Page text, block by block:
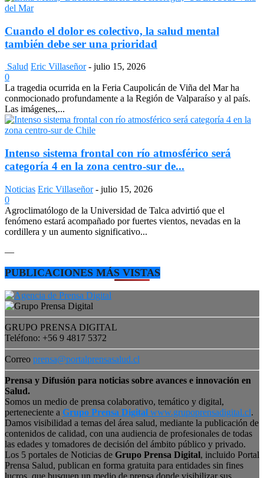
Cuando el dolor es colectivo, la salud mental
también debe ser una prioridad
Salud Eric Villaseñor - julio 15, 2026
0
La tragedia ocurrida en la Feria Caupolicán de Viña del Mar ha
conmocionado profundamente a la Región de Valparaíso y al país.
Las imágenes,...
Intenso sistema frontal con río atmosférico será
categoría 4 en la zona centro-sur de...
Noticias Eric Villaseñor - julio 15, 2026
0
Agroclimatólogo de la Universidad de Talca advirtió que el
fenómeno estará acompañado por fuertes vientos, nevadas en la
cordillera y un aumento significativo...
—
PUBLICACIONES MÁS VISTAS
GRUPO PRENSA DIGITAL
Teléfono: +56 9 4817 5372
Correo prensa@portalprensasalud.cl
Prensa y Difusión para noticias sobre avances e innovación en
Salud.
Somos un medio de prensa colaborativo, temático y digital,
perteneciente a Grupo Prensa Digital www.grupoprensadigital.cl.
Damos visibilidad a temas del área salud, mediante la publicación de
contenidos de calidad, con una audiencia de profesionales de todas
las edades y tomadores de decisión del ámbito público y privado.
Los 5 portales de Noticias de Grupo Prensa Digital, incluido Portal
Prensa Salud, publican en forma gratuita para entidades sin fines
lucros, que busquen un medio de prensa donde visibilizar sus